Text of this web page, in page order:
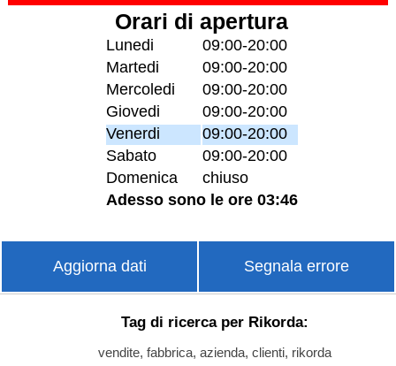
Orari di apertura
Lunedi
09:00-20:00
Martedi
09:00-20:00
Mercoledi
09:00-20:00
Giovedi
09:00-20:00
Venerdi
09:00-20:00
Sabato
09:00-20:00
Domenica
chiuso
Adesso sono le ore 03:46
Aggiorna dati Segnala errore
Tag di ricerca per Rikorda:
vendite, fabbrica, azienda, clienti, rikorda